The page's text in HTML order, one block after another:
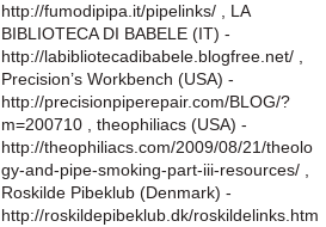
http://fumodipipa.it/pipelinks/ , LA
BIBLIOTECA DI BABELE (IT) -
http://labibliotecadibabele.blogfree.net/ ,
Precision’s Workbench (USA) -
http://precisionpiperepair.com/BLOG/?
m=200710 , theophiliacs (USA) -
http://theophiliacs.com/2009/08/21/theolo
gy-and-pipe-smoking-part-iii-resources/ ,
Roskilde Pibeklub (Denmark) -
http://roskildepibeklub.dk/roskildelinks.htm